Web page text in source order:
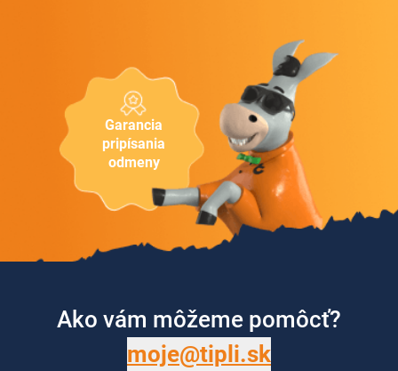
Garancia
pripísania
odmeny
Ako vám môžeme pomôcť?
moje@tipli.sk